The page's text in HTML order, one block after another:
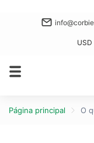
USD
Página principal O